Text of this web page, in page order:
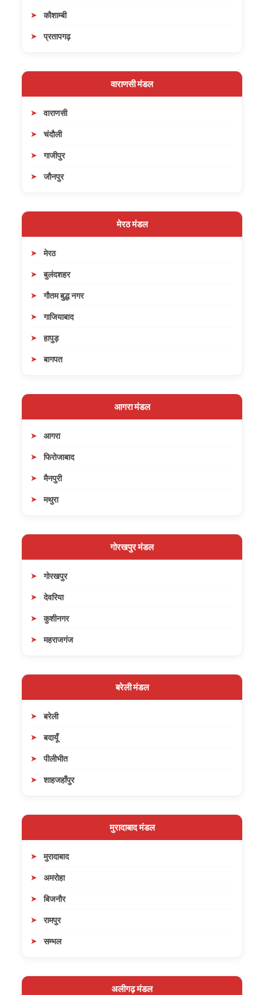
कौशाम्बी
प्रतापगढ़
वाराणसी मंडल
वाराणसी
चंदौली
गाजीपुर
जौनपुर
मेरठ मंडल
मेरठ
बुलंदशहर
गौतम बुद्ध नगर
गाजियाबाद
हापुड़
बागपत
आगरा मंडल
आगरा
फिरोजाबाद
मैनपुरी
मथुरा
गोरखपुर मंडल
गोरखपुर
देवरिया
कुशीनगर
महराजगंज
बरेली मंडल
बरेली
बदायूँ
पीलीभीत
शाहजहाँपुर
मुरादाबाद मंडल
मुरादाबाद
अमरोहा
बिजनौर
रामपुर
सम्भल
अलीगढ़ मंडल